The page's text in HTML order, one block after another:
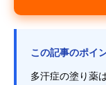
この記事のポイ
多汗症の塗り薬